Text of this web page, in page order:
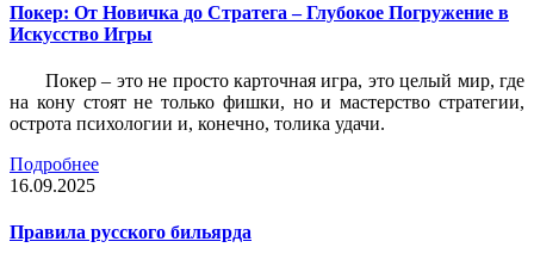
Покер: От Новичка до Стратега – Глубокое Погружение в
Искусство Игры
Покер – это не просто карточная игра, это целый мир, где
на кону стоят не только фишки, но и мастерство стратегии,
острота психологии и, конечно, толика удачи.
Подробнее
16.09.2025
Правила русского бильярда